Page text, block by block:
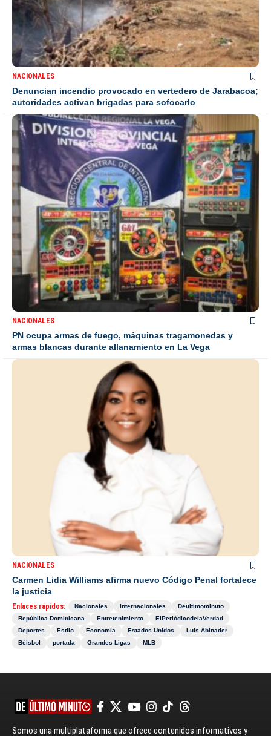
NACIONALES
Denuncian incendio provocado en vertedero de Jarabacoa;
autoridades activan brigadas para sofocarlo
NACIONALES
PN ocupa armas de fuego, máquinas tragamonedas y
armas blancas durante allanamiento en La Vega
NACIONALES
Carmen Lidia Williams afirma nuevo Código Penal fortalece
la justicia
Enlaces rápidos: Nacionales Internacionales
Deultimominuto
República Dominicana
Entretenimiento
ElPeriódicodelaVerdad
Deportes
Estilo Economía Estados Unidos
Luis Abinader
Béisbol
portada Grandes Ligas MLB
Somos una multiplataforma que ofrece contenidos informativos y